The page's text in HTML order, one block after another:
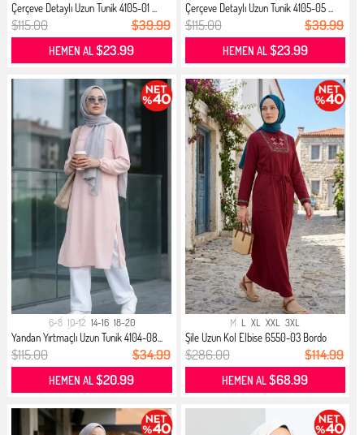
Çerçeve Detaylı Uzun Tunik 4105-01 ...
$115.00 $39.99
HEMEN AL$23.99
Çerçeve Detaylı Uzun Tunik 4105-05 ...
$115.00 $39.99
HEMEN AL$23.99
6-8 10-12 14-16 18-20
Yandan Yırtmaçlı Uzun Tunik 4104-08...
$115.00 $34.99
HEMEN AL$20.99
M L XL XXL 3XL
Şile Uzun Kol Elbise 6550-03 Bordo
$286.00 $114.99
HEMEN AL$68.99